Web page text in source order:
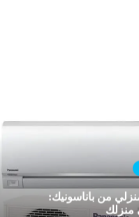
من باناسونيك:
منزلك